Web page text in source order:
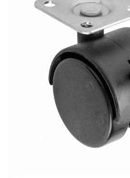
Solutii de curatat & adezivi
Alte accesorii mobila
Clesti/ patenti
Nivela bule/ laser
Alte scule & unelte